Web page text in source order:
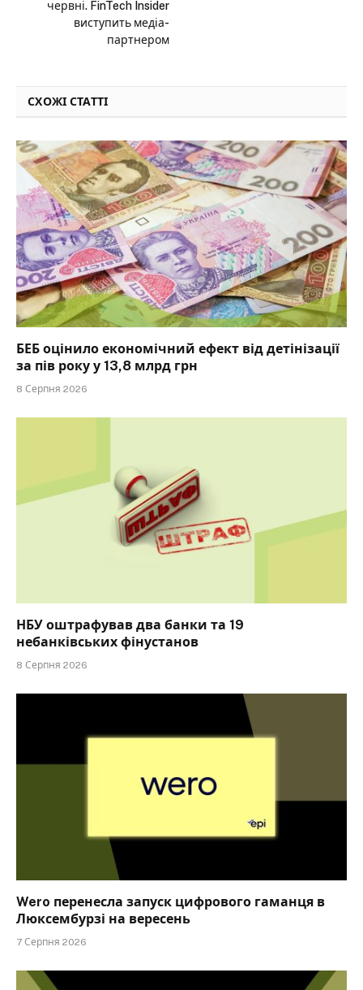
червні. FinTech Insider
виступить медіа-
партнером
СХОЖІ СТАТТІ
БЕБ оцінило економічний ефект від детінізації
за пів року у 13,8 млрд грн
8 Серпня 2026
НБУ оштрафував два банки та 19
небанківських фінустанов
8 Серпня 2026
Wero перенесла запуск цифрового гаманця в
Люксембурзі на вересень
7 Серпня 2026